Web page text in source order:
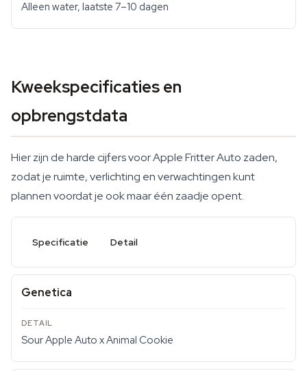
Alleen water, laatste 7–10 dagen
Kweekspecificaties en
opbrengstdata
Hier zijn de harde cijfers voor Apple Fritter Auto zaden,
zodat je ruimte, verlichting en verwachtingen kunt
plannen voordat je ook maar één zaadje opent.
Specificatie Detail
Genetica
Sour Apple Auto x Animal Cookie